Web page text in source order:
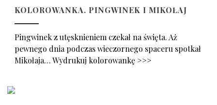
KOLOROWANKA. PINGWINEK I MIKOŁAJ
Pingwinek z utęsknieniem czekał na święta. Aż
pewnego dnia podczas wieczornego spaceru spotkał
Mikołaja… Wydrukuj kolorowankę >>>